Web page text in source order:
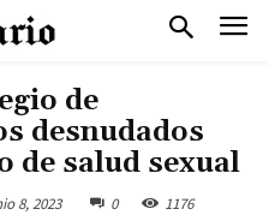
de
desnudados
de salud sexual
8, 2023 0 1176